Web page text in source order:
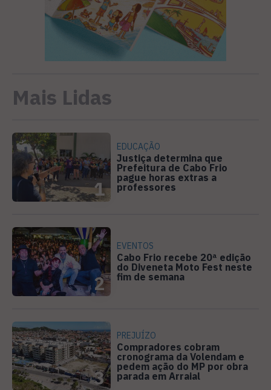
Mais Lidas
1
EDUCAÇÃO
Justiça determina que
Prefeitura de Cabo Frio
pague horas extras a
professores
2
EVENTOS
Cabo Frio recebe 20ª edição
do Diveneta Moto Fest neste
fim de semana
3
PREJUÍZO
Compradores cobram
cronograma da Volendam e
pedem ação do MP por obra
parada em Arraial